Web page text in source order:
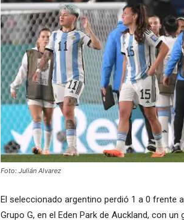
Foto: Julián Alvarez
El seleccionado argentino perdió 1 a 0 frente
Grupo G, en el Eden Park de Auckland, con